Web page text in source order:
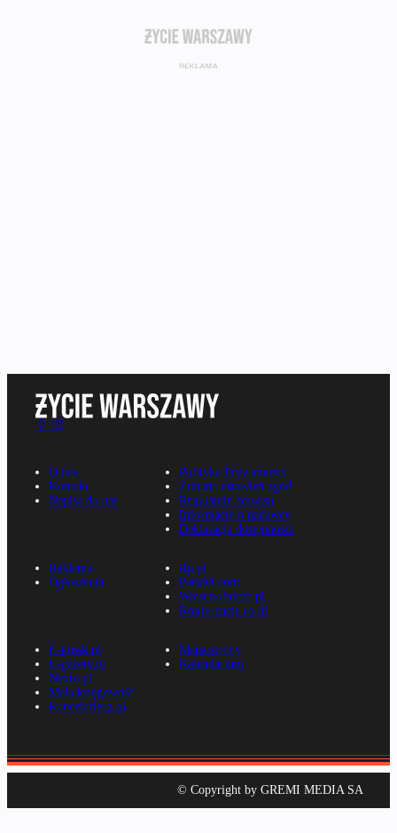
O nas
Kontakt
Napisz do nas
Polityka Prywatności
Zmiana ustawień zgód
Regulamin serwisu
Informacje o nadawcy
Deklaracja dostępności
Reklama
Ogłoszenia
Rp.pl
Parkiet.com
Wiescirolnicze.pl
Konferencje.rp.pl
E-kiosk.pl
E-gazety.pl
Nexto.pl
Mała księgowość
Kancelarierp.pl
Mapa strony
Kalendarium
© Copyright by GREMI MEDIA SA